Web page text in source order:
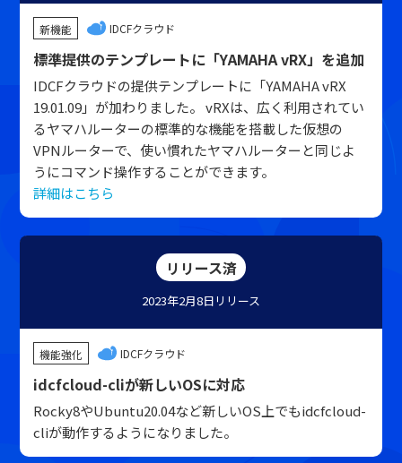
新機能 IDCFクラウド
標準提供のテンプレートに「YAMAHA vRX」を追加
IDCFクラウドの提供テンプレートに「YAMAHA vRX
19.01.09」が加わりました。 vRXは、広く利用されてい
るヤマハルーターの標準的な機能を搭載した仮想の
VPNルーターで、使い慣れたヤマハルーターと同じよ
うにコマンド操作することができます。
詳細はこちら
リリース済
2023年2月8日リリース
機能強化 IDCFクラウド
idcfcloud-cliが新しいOSに対応
Rocky8やUbuntu20.04など新しいOS上でもidcfcloud-
cliが動作するようになりました。